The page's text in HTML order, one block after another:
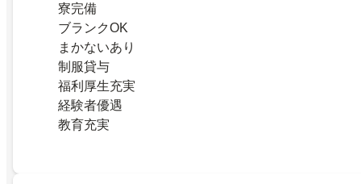
寮完備
ブランクOK
まかないあり
制服貸与
福利厚生充実
経験者優遇
教育充実